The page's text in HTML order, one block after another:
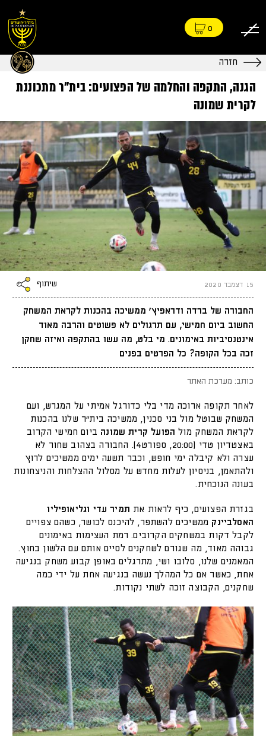
0
חזרה
הגנה, התקפה והחלמה של הפצועים: בית"ר מתכוננת
לקרית שמונה
15 דצמבר 2020 שיתוף
החבורה של ברדה ודראפיץ' ממשיכה בהכנות לקראת המשחק
החשוב ביום חמישי, עם תרגולים לא פשוטים והרבה מאוד
אינטנסיביות באימונים. מי בלט, מה עשו בהתקפה ואיזה שחקן
זכה בכל הקופה? כל הפרטים בפנים
כותב: מערכת האתר
לאחר תקופה ארוכה מדי בלי כדורגל אמיתי על המגרש, ועם
המשחק שבוטל מול בני סכנין, ממשיכה בית"ר שלנו בהכנות
לקראת המשחק מול הפועל קרית שמונה ביום חמישי הקרוב
באצטדיון טדי (20:00, ספורט4). החבורה בצהוב שחור לא
עצרה ולא קיבלה ימי חופש, וכבר תשעה ימים ממשיכים לרוץ
ולהתאמן, בניסיון לעלות מחדש על מסלול ההצלחות והניצחונות
בעונה הנוכחית.
בגזרת הפצועים, כיף לראות את תמיר עדי וגליאופיליו
האסלביינק ממשיכים להשתפר, להיכנס לכושר, כשהם צפויים
לקבל דקות במשחקים הקרובים. רמת העצימות באימונים
גבוהה מאוד, מה שגורם לשחקנים לסיים אותם עם הלשון בחוץ.
המאמנים שלנו, סלובו ושי, מתרגלים באופן קבוע משחק בנגיעה
אחת, כאשר אם כל המהלך נעשה בנגיעה אחת על ידי כמה
שחקנים, הקבוצה זוכה לשתי נקודות.